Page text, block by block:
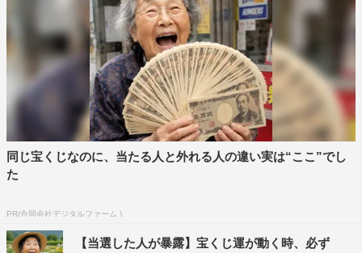
同じ宝くじなのに、当たる人と外れる人の違い実は“ここ”でし
た
PR(合同会社デジタルファーム )
【当選した人が暴露】宝くじ運が動く時、必ず